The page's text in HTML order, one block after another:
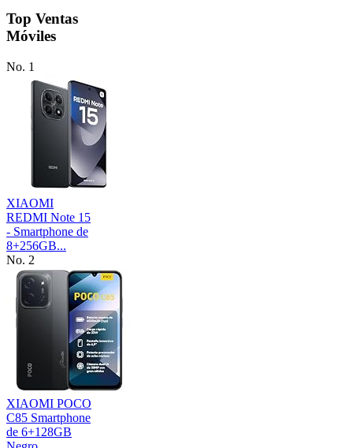
Top Ventas
Móviles
No. 1
XIAOMI
REDMI Note 15
- Smartphone de
8+256GB...
No. 2
XIAOMI POCO
C85 Smartphone
de 6+128GB